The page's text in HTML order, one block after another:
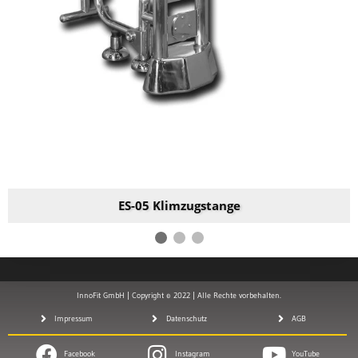
ES-05 Klimzugstange
InnoFit GmbH | Copyright © 2022 | Alle Rechte vorbehalten.
Impressum Datenschutz AGB
Facebook Instagram YouTube